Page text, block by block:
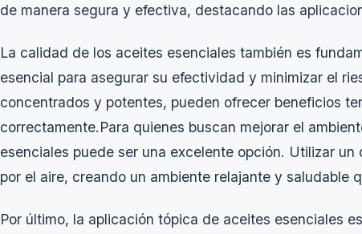
de manera segura y efectiva, destacando las
La calidad de los aceites esenciales también es
esencial para asegurar su efectividad y minimizar el
concentrados y potentes, pueden ofrecer beneficios
correctamente.Para quienes buscan mejorar el
esenciales puede ser una excelente opción. Utilizar
por el aire, creando un ambiente relajante y saludable
Por último, la aplicación tópica de aceites esenciales